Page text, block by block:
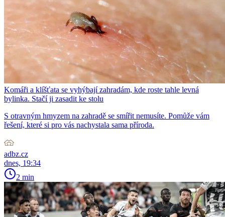
Komáři a klíšťata se vyhýbají zahradám, kde roste tahle levná
bylinka. Stačí ji zasadit ke stolu
S otravným hmyzem na zahradě se smířit nemusíte. Pomůže vám
řešení, které si pro vás nachystala sama příroda.
adbz.cz
dnes, 19:34
2 min